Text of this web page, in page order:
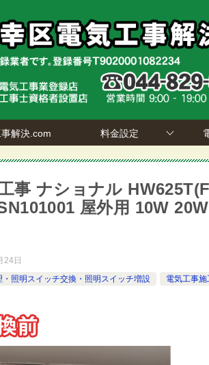
解決.com 料金設定
事 ナショナル
屋外用 10W
24日
・照明スイッチ交換・照明スイッチ増設
電気工事施